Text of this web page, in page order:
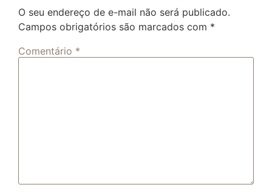
O seu endereço de e-mail não será publicado.
Campos obrigatórios são marcados com *
Comentário *